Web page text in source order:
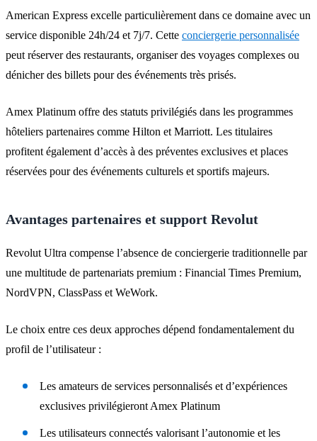
American Express excelle particulièrement dans ce domaine avec un
service disponible 24h/24 et 7j/7. Cette conciergerie personnalisée
peut réserver des restaurants, organiser des voyages complexes ou
dénicher des billets pour des événements très prisés.
Amex Platinum offre des statuts privilégiés dans les programmes
hôteliers partenaires comme Hilton et Marriott. Les titulaires
profitent également d’accès à des préventes exclusives et places
réservées pour des événements culturels et sportifs majeurs.
Avantages partenaires et support Revolut
Revolut Ultra compense l’absence de conciergerie traditionnelle par
une multitude de partenariats premium : Financial Times Premium,
NordVPN, ClassPass et WeWork.
Le choix entre ces deux approches dépend fondamentalement du
profil de l’utilisateur :
Les amateurs de services personnalisés et d’expériences
exclusives privilégieront Amex Platinum
Les utilisateurs connectés valorisant l’autonomie et les